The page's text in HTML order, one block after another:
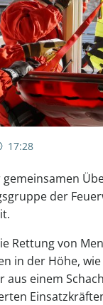
17:28
gemeinsamen
der
Rettung von
in der Höhe,
aus einem